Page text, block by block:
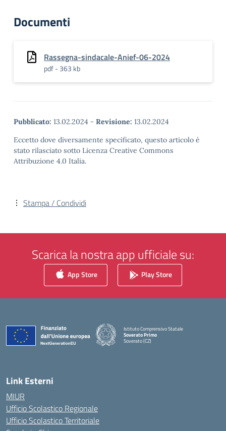
Documenti
Rassegna-sindacale-Anief-06-2024
pdf - 363 kb
Pubblicato: 13.02.2024 - Revisione: 13.02.2024
Eccetto dove diversamente specificato, questo articolo è
stato rilasciato sotto Licenza Creative Commons
Attribuzione 4.0 Italia.
Stampa / Condividi
Scarica la nostra app ufficiale su:
App Store Play Store
Istituto Comprensivo Statale
Soverato Primo
Soverato (CZ)
Link Esterni
MIUR
Ufficio Scolastico Regionale
Ufficio Scolastico Territoriale